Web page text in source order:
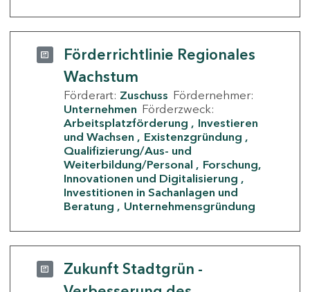
Förderrichtlinie Regionales
Wachstum
Förderart: Zuschuss Fördernehmer:
Unternehmen Förderzweck:
Arbeitsplatzförderung
Investieren
und Wachsen
Existenzgründung
Qualifizierung/Aus- und
Weiterbildung/Personal
Forschung,
Innovationen und Digitalisierung
Investitionen in Sachanlagen und
Beratung
Unternehmensgründung
Zukunft Stadtgrün -